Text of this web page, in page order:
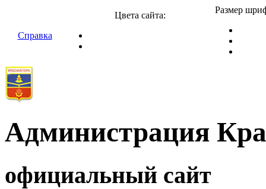
Справка
Цвета сайта:
Размер
Администрация
официальный сайт